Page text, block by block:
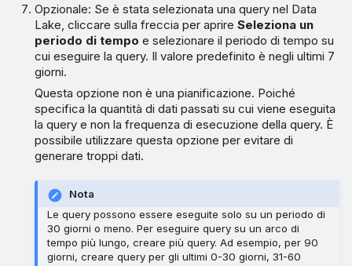
Opzionale: Se è stata selezionata una query nel Data
Lake, cliccare sulla freccia per aprireSeleziona un
periodo di tempo e selezionare il periodo di tempo su
cui eseguire la query. Il valore predefinito è negli ultimi 7
giorni.
Questa opzione non è una pianificazione. Poiché
specifica la quantità di dati passati su cui viene eseguita
la query e non la frequenza di esecuzione della query. È
possibile utilizzare questa opzione per evitare di
generare troppi dati.
Nota
Le query possono essere eseguite solo su un periodo di
30 giorni o meno. Per eseguire query su un arco di
tempo più lungo, creare più query. Ad esempio, per 90
giorni, creare query per gli ultimi 0-30 giorni, 31-60